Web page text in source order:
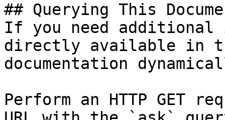
## Querying This
If you need
directly available in
documentation
Perform an HTTP GET